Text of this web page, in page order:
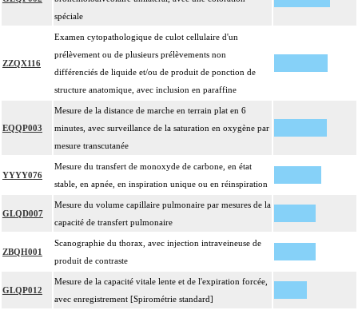
spéciale
ZZQX116
Examen cytopathologique de culot cellulaire d'un
prélèvement ou de plusieurs prélèvements non
différenciés de liquide et/ou de produit de ponction de
structure anatomique, avec inclusion en paraffine
EQQP003
Mesure de la distance de marche en terrain plat en 6
minutes, avec surveillance de la saturation en oxygène par
mesure transcutanée
YYYY076
Mesure du transfert de monoxyde de carbone, en état
stable, en apnée, en inspiration unique ou en réinspiration
GLQD007
Mesure du volume capillaire pulmonaire par mesures de la
capacité de transfert pulmonaire
ZBQH001
Scanographie du thorax, avec injection intraveineuse de
produit de contraste
GLQP012
Mesure de la capacité vitale lente et de l'expiration forcée,
avec enregistrement [Spirométrie standard]